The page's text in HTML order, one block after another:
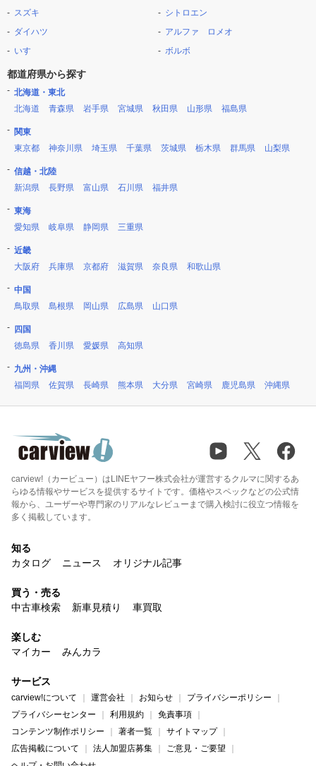
スズキ
ダイハツ
いすゞ
シトロエン
アルファ ロメオ
ボルボ
都道府県から探す
北海道・東北
北海道
青森県 岩手県 宮城県 秋田県 山形県 福島県
関東
東京都
神奈川県 埼玉県 千葉県 茨城県 栃木県 群馬県 山梨県
信越・北陸
新潟県
長野県 富山県 石川県 福井県
東海
愛知県
岐阜県 静岡県 三重県
近畿
大阪府
兵庫県 京都府 滋賀県 奈良県 和歌山県
中国
鳥取県
島根県 岡山県 広島県 山口県
四国
徳島県
香川県 愛媛県 高知県
九州・沖縄
福岡県
佐賀県 長崎県 熊本県 大分県 宮崎県 鹿児島県 沖縄県
carview!（カービュー）はLINEヤフー株式会社が運営するクルマに関するあ
らゆる情報やサービスを提供するサイトです。価格やスペックなどの公式情
報から、ユーザーや専門家のリアルなレビューまで購入検討に役立つ情報を
多く掲載しています。
知る
カタログ
ニュース オリジナル記事
買う・売る
中古車検索
新車見積り 車買取
楽しむ
マイカー
みんカラ
サービス
carview!について 運営会社 お知らせ
プライバシーポリシー
プライバシーセンター
利用規約
免責事項
コンテンツ制作ポリシー
著者一覧
サイトマップ
広告掲載について
法人加盟店募集
ご意見・ご要望